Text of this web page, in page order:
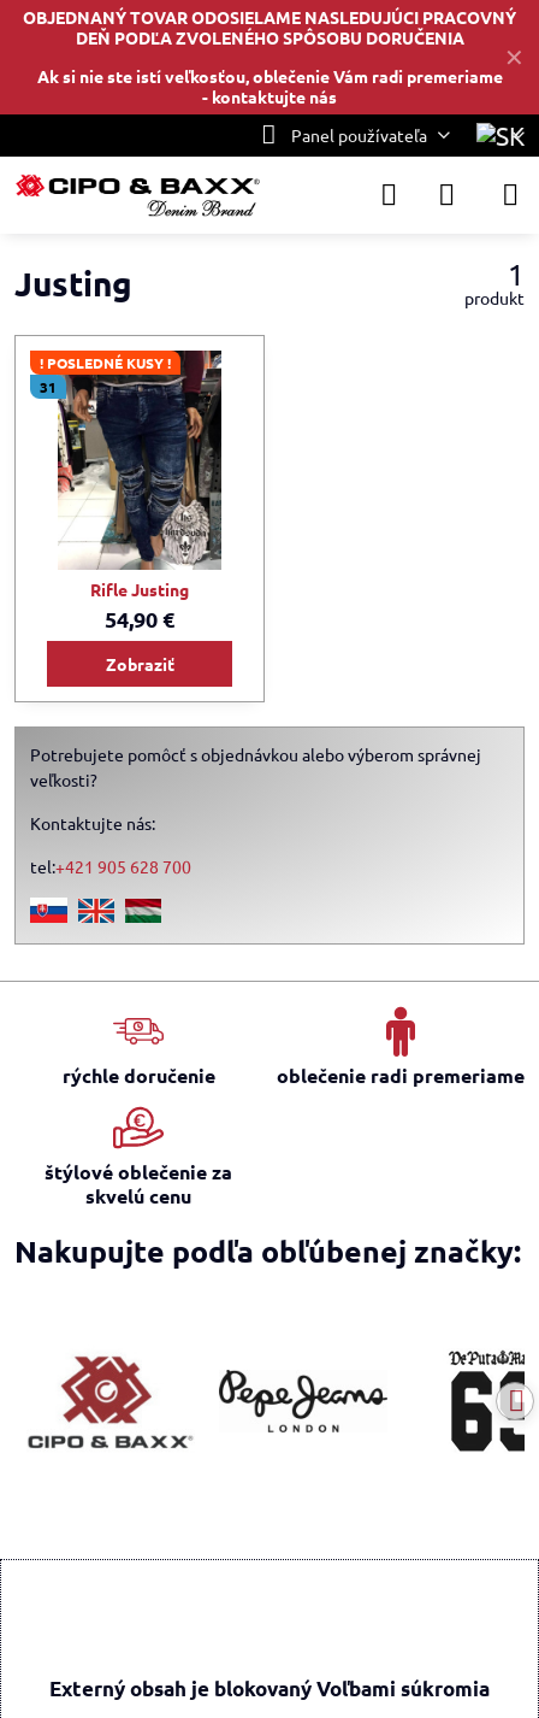
✕
OBJEDNANÝ TOVAR ODOSIELAME NASLEDUJÚCI PRACOVNÝ
DEŇ PODĽA ZVOLENÉHO SPÔSOBU DORUČENIA
Ak si nie ste istí veľkosťou, oblečenie Vám radi premeriame
- kontaktujte nás
Panel používateľa
Justing 1
produkt
! POSLEDNÉ KUSY !
31
Rifle Justing
54,90 €
Zobraziť
Potrebujete pomôcť s objednávkou alebo výberom správnej
veľkosti?
Kontaktujte nás:
tel:+421 905 628 700
rýchle doručenie oblečenie radi premeriame
štýlové oblečenie za
skvelú cenu
Nakupujte podľa obľúbenej značky:
Externý obsah je blokovaný Voľbami súkromia